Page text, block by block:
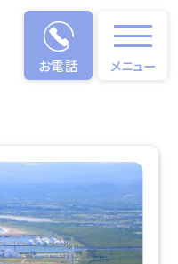
お電話 メニュー